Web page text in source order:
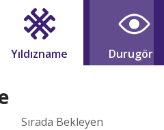
Yıldızname Durugörü
Sırada Bekleyen